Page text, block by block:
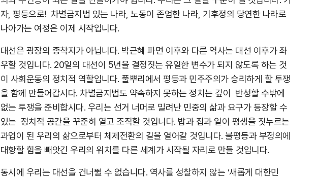
자, 평등으로! 차별금지법 있는 나라, 노동이 존엄한 나라, 기후정의 당연한 나라로
나아가는 여정은 이제 시작입니다.
대선은 광장의 종착지가 아닙니다. 박근혜 파면 이후와 다른 역사는 대선 이후가 좌
우할 것입니다. 20일의 대선이 5년을 결정짓는 유일한 변수가 되지 않도록 하는 것
이 사회운동의 정치적 역할입니다. 풀뿌리에서 평등과 민주주의가 승리하게 할 투쟁
을 함께 만들어갑시다. 차별금지법도 약속하지 못하는 정치는 깊이 반성할 수밖에
없는 투쟁을 준비합시다. 우리는 선거 너머로 밀려난 민중의 삶과 요구가 등장할 수
있는 정치적 공간을 꾸준히 열고 조직할 것입니다. 밥과 집과 일이 평생을 짓누르는
과업이 된 우리의 삶으로부터 체제전환의 길을 열어갈 것입니다. 불평등과 부정의에
대항할 힘을 빼앗긴 우리의 위치를 다른 세계가 시작될 자리로 만들 것입니다.
동시에 우리는 대선을 건너뛸 수 없습니다. 역사를 성찰하지 않는 ‘새롭게 대한민